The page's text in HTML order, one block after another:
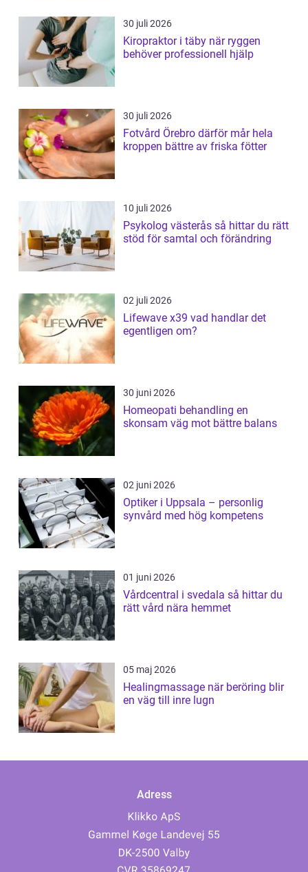
30 juli 2026
Kiropraktor i täby när ryggen
behöver professionell hjälp
30 juli 2026
Fotvård Örebro därför mår hela
kroppen bättre av friska fötter
10 juli 2026
Psykolog västerås så hittar du rätt
stöd för samtal och förändring
02 juli 2026
Lifewave x39 vad handlar det
egentligen om?
30 juni 2026
Homeopati behandling en
skonsam väg mot bättre balans
02 juni 2026
Optiker i Uppsala – personlig
synvård med hög kompetens
01 juni 2026
Vårdcentral i svedala så hittar du
rätt vård nära hemmet
05 maj 2026
Healingmassage när beröring blir
en väg till inre lugn
Adress